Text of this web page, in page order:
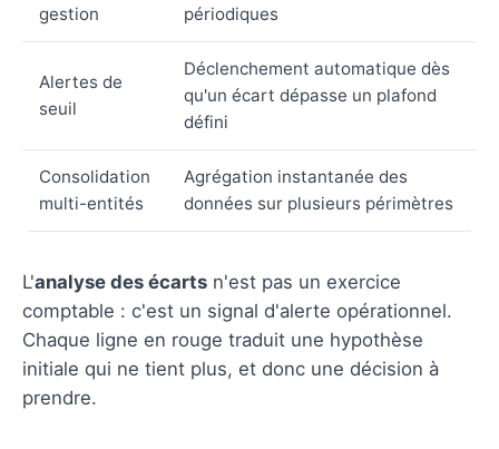
gestion
périodiques
Alertes de
seuil
Déclenchement automatique dès
qu'un écart dépasse un plafond
défini
Consolidation
multi-entités
Agrégation instantanée des
données sur plusieurs périmètres
L'analyse des écarts n'est pas un exercice
comptable : c'est un signal d'alerte opérationnel.
Chaque ligne en rouge traduit une hypothèse
initiale qui ne tient plus, et donc une décision à
prendre.